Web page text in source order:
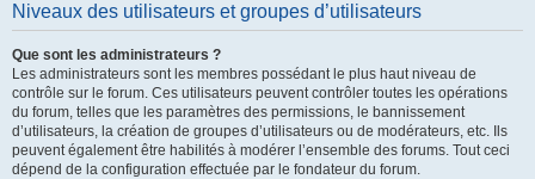
Niveaux des utilisateurs et groupes d’utilisateurs
Que sont les administrateurs ?
Les administrateurs sont les membres possédant le plus haut niveau de
contrôle sur le forum. Ces utilisateurs peuvent contrôler toutes les opérations
du forum, telles que les paramètres des permissions, le bannissement
d’utilisateurs, la création de groupes d’utilisateurs ou de modérateurs, etc. Ils
peuvent également être habilités à modérer l’ensemble des forums. Tout ceci
dépend de la configuration effectuée par le fondateur du forum.